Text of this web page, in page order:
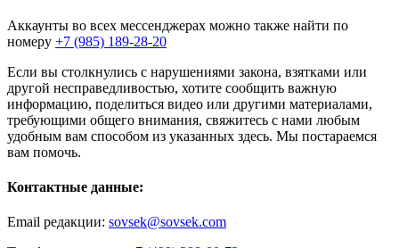
Аккаунты во всех мессенджерах можно также найти по
номеру +7 (985) 189-28-20
Если вы столкнулись с нарушениями закона, взятками или
другой несправедливостью, хотите сообщить важную
информацию, поделиться видео или другими материалами,
требующими общего внимания, свяжитесь с нами любым
удобным вам способом из указанных здесь. Мы постараемся
вам помочь.
Контактные данные:
Email редакции: sovsek@sovsek.com